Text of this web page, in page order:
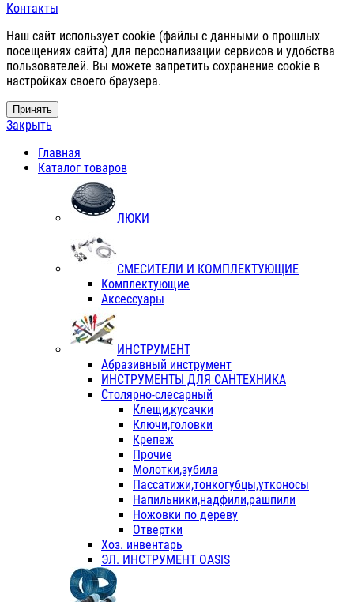
Контакты
Наш сайт использует cookie (файлы с данными о прошлых
посещениях сайта) для персонализации сервисов и удобства
пользователей. Вы можете запретить сохранение cookie в
настройках своего браузера.
Принять
Закрыть
Главная
Каталог товаров
ЛЮКИ
СМЕСИТЕЛИ И КОМПЛЕКТУЮЩИЕ
Комплектующие
Аксессуары
ИНСТРУМЕНТ
Абразивный инструмент
ИНСТРУМЕНТЫ ДЛЯ САНТЕХНИКА
Столярно-слесарный
Клещи,кусачки
Ключи,головки
Крепеж
Прочие
Молотки,зубила
Пассатижи,тонкогубцы,утконосы
Напильники,надфили,рашпили
Ножовки по дереву
Отвертки
Хоз. инвентарь
ЭЛ. ИНСТРУМЕНТ OASIS